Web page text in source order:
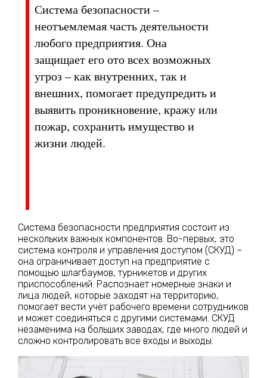
Система безопасности –
неотъемлемая часть деятельности
любого предприятия. Она
защищает его ото всех возможных
угроз – как внутренних, так и
внешних, помогает предупредить и
выявить проникновение, кражу или
пожар, сохранить имущество и
жизни людей.
Система безопасности предприятия состоит из
нескольких важных компонентов. Во-первых, это
система контроля и управления доступом (СКУД) –
она ограничивает доступ на предприятие с
помощью шлагбаумов, турникетов и других
приспособлений. Распознает номерные знаки и
лица людей, которые заходят на территорию,
помогает вести учёт рабочего времени сотрудников
и может соединяться с другими системами. СКУД
незаменима на больших заводах, где много людей и
сложно контролировать все входы и выходы.